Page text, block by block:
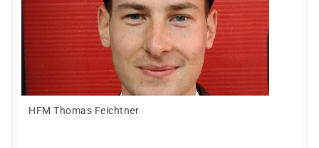
HFM Thomas Feichtner